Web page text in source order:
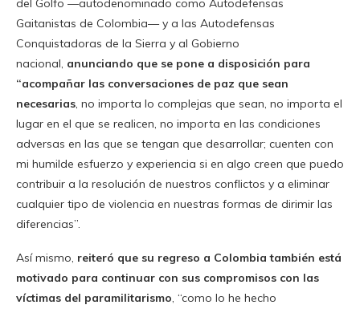
del Golfo —autodenominado como Autodefensas
Gaitanistas de Colombia— y a las Autodefensas
Conquistadoras de la Sierra y al Gobierno
nacional, anunciando que se pone a disposición para
“acompañar las conversaciones de paz que sean
necesarias, no importa lo complejas que sean, no importa el
lugar en el que se realicen, no importa en las condiciones
adversas en las que se tengan que desarrollar; cuenten con
mi humilde esfuerzo y experiencia si en algo creen que puedo
contribuir a la resolución de nuestros conflictos y a eliminar
cualquier tipo de violencia en nuestras formas de dirimir las
diferencias”.
Así mismo, reiteró que su regreso a Colombia también está
motivado para continuar con sus compromisos con las
víctimas del paramilitarismo, “como lo he hecho